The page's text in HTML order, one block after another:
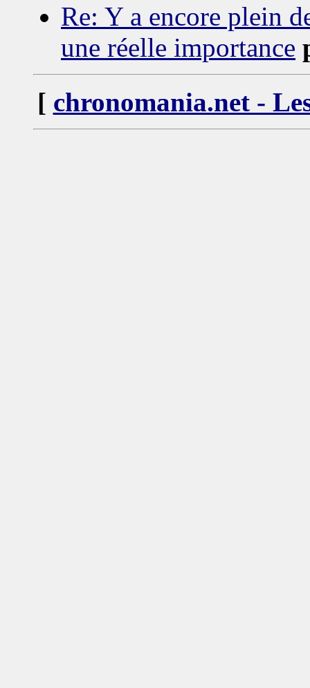
Re: Y a encore plein
une réelle importance
[ chronomania.net -